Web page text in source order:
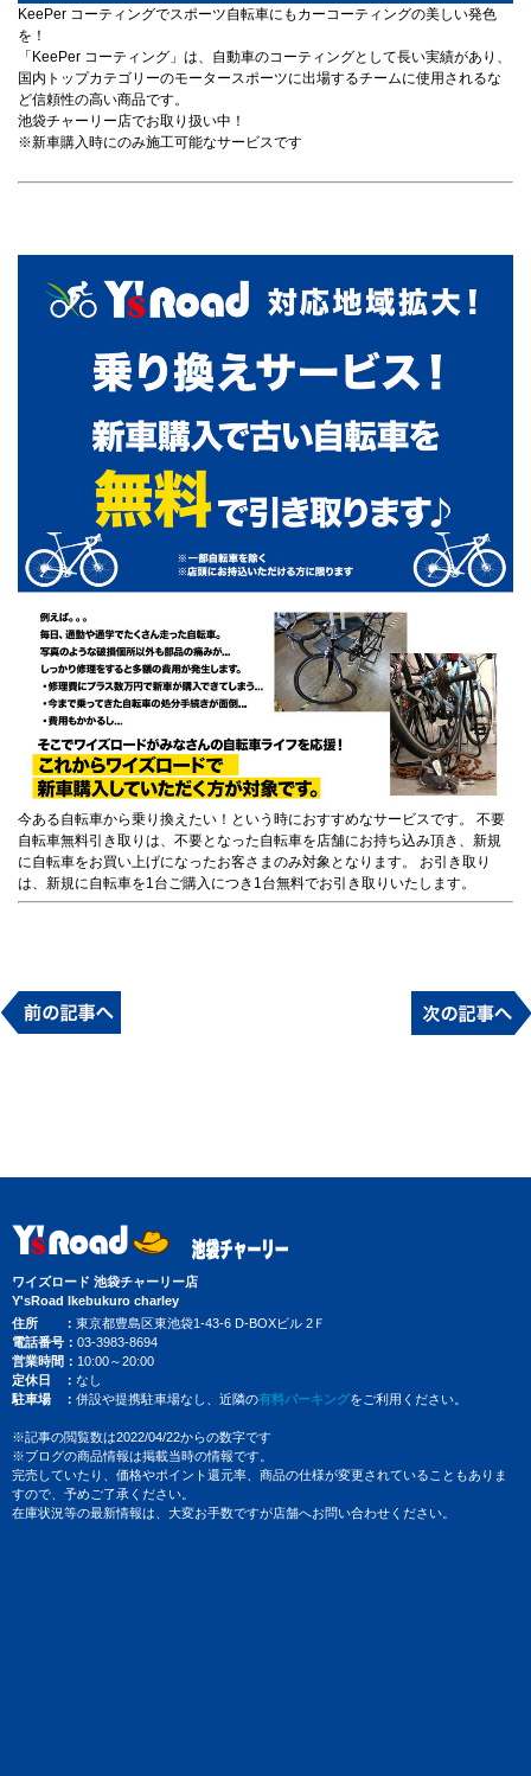
KeePer コーティングでスポーツ自転車にもカーコーティングの美しい発色
を！
「KeePer コーティング」は、自動車のコーティングとして長い実績があり、
国内トップカテゴリーのモータースポーツに出場するチームに使用されるな
ど信頼性の高い商品です。
池袋チャーリー店でお取り扱い中！
※新車購入時にのみ施工可能なサービスです
今ある自転車から乗り換えたい！という時におすすめなサービスです。 不要
自転車無料引き取りは、不要となった自転車を店舗にお持ち込み頂き、新規
に自転車をお買い上げになったお客さまのみ対象となります。 お引き取り
は、新規に自転車を1台ご購入につき1台無料でお引き取りいたします。
ワイズロード 池袋チャーリー店
Y'sRoad Ikebukuro charley
住所
東京都豊島区東池袋1-43-6 D-BOXビル 2Ｆ
電話番号
03-3983-8694
営業時間
10:00～20:00
定休日
なし
駐車場
併設や提携駐車場なし、近隣の有料パーキングをご利用ください。
※記事の閲覧数は2022/04/22からの数字です
※ブログの商品情報は掲載当時の情報です。
完売していたり、価格やポイント還元率、商品の仕様が変更されていることもありま
すので、予めご了承ください。
在庫状況等の最新情報は、大変お手数ですが店舗へお問い合わせください。